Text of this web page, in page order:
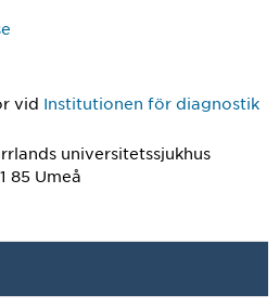
vid Institutionen för diagnostik
universitetssjukhus
85 Umeå